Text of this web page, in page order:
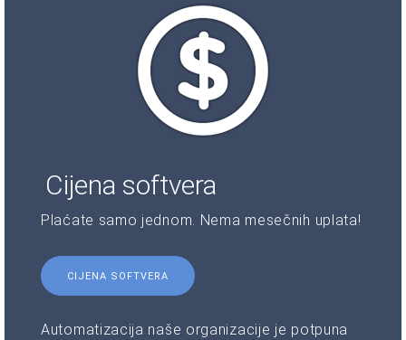
Cijena softvera
Plaćate samo jednom. Nema mesečnih uplata!
CIJENA SOFTVERA
Automatizacija naše organizacije je potpuna